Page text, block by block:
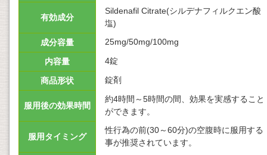
有効成分
Sildenafil Citrate(シルデナフィルクエン酸
塩)
成分容量
25mg/50mg/100mg
内容量 4錠
商品形状 錠剤
服用後の効果時間
約4時間～5時間の間、効果を実感すること
ができます。
服用タイミング
性行為の前(30～60分)の空腹時に服用する
事が推奨されています。